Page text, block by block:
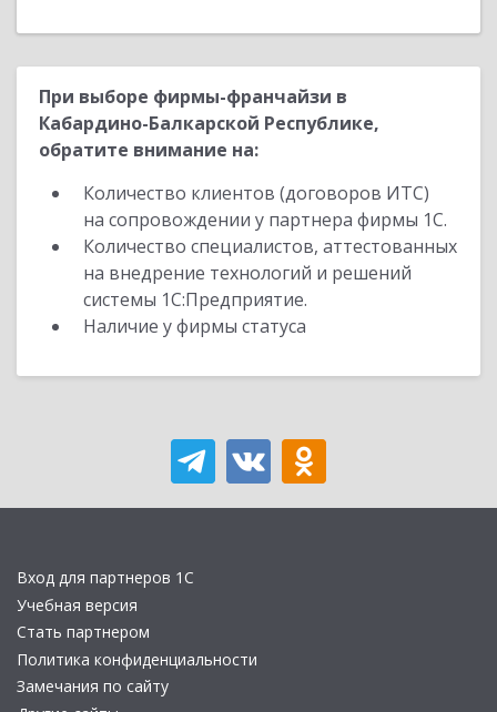
При выборе фирмы-франчайзи в
Кабардино-Балкарской Республике,
обратите внимание на:
Количество клиентов (договоров ИТС)
на сопровождении у партнера фирмы 1С.
Количество специалистов, аттестованных
на внедрение технологий и решений
системы 1С:Предприятие.
Наличие у фирмы статуса
Вход для партнеров 1С
Учебная версия
Стать партнером
Политика конфиденциальности
Замечания по сайту